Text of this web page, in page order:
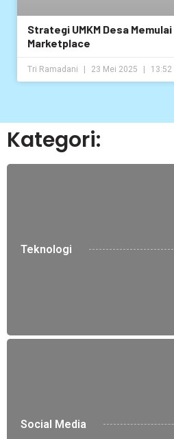
Strategi UMKM Desa
Marketplace
Tri Ramadani 23 Mei 2025 13:52
Kategori:
Teknologi
Social Media